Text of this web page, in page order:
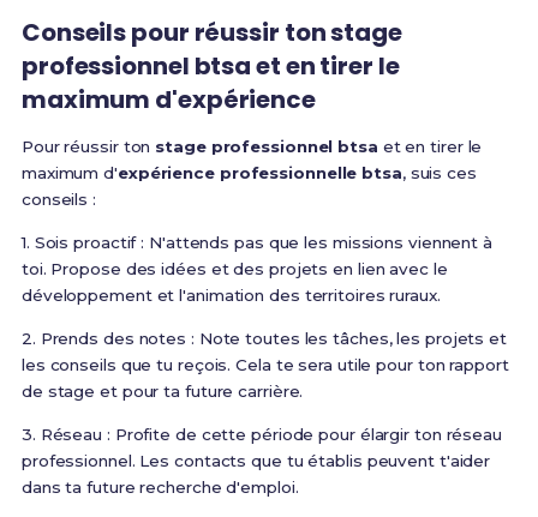
Conseils pour réussir ton stage
professionnel btsa et en tirer le
maximum d'expérience
Pour réussir ton stage professionnel btsa et en tirer le
maximum d'expérience professionnelle btsa, suis ces
conseils :
1. Sois proactif : N'attends pas que les missions viennent à
toi. Propose des idées et des projets en lien avec le
développement et l'animation des territoires ruraux.
2. Prends des notes : Note toutes les tâches, les projets et
les conseils que tu reçois. Cela te sera utile pour ton rapport
de stage et pour ta future carrière.
3. Réseau : Profite de cette période pour élargir ton réseau
professionnel. Les contacts que tu établis peuvent t'aider
dans ta future recherche d'emploi.